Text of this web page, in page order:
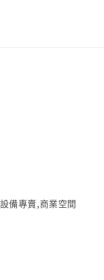
備專賣,商業空間